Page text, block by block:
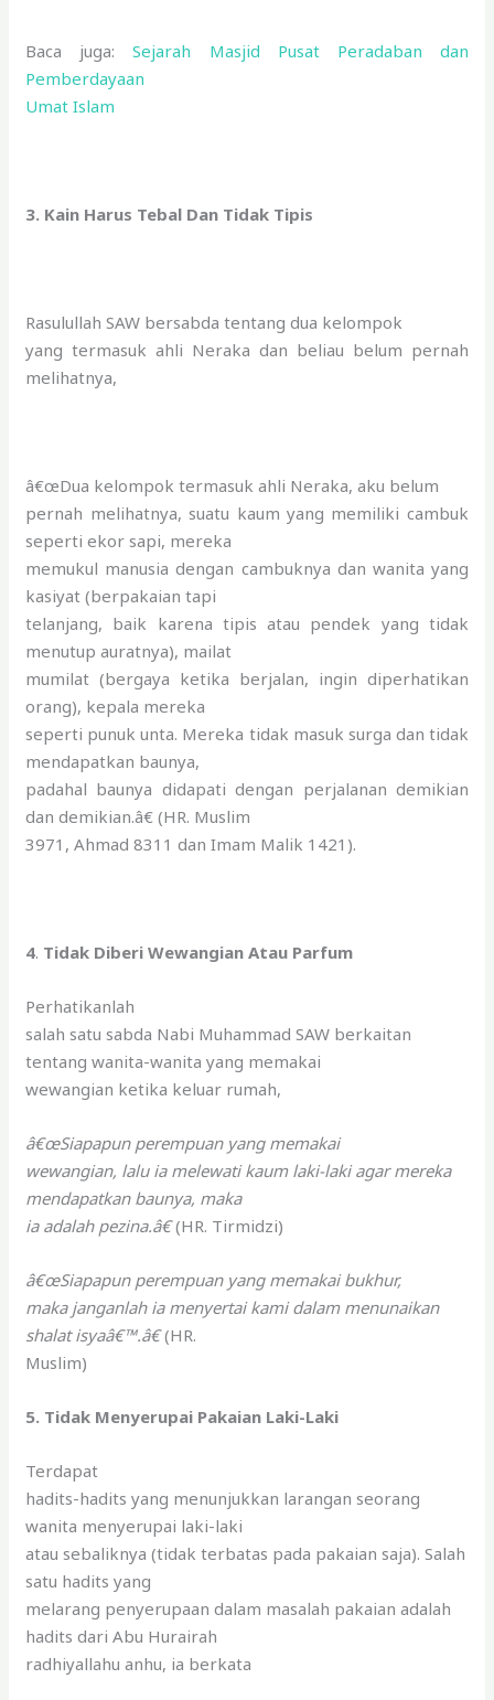
Baca juga:Sejarah Masjid Pusat Peradaban dan
Pemberdayaan
Umat Islam
3. Kain Harus Tebal Dan Tidak Tipis
Rasulullah SAW bersabda tentang dua kelompok
yang termasuk ahli Neraka dan beliau belum pernah
melihatnya,
â€œDua kelompok termasuk ahli Neraka, aku belum
pernah melihatnya, suatu kaum yang memiliki cambuk
seperti ekor sapi, mereka
memukul manusia dengan cambuknya dan wanita yang
kasiyat (berpakaian tapi
telanjang, baik karena tipis atau pendek yang tidak
menutup auratnya), mailat
mumilat (bergaya ketika berjalan, ingin diperhatikan
orang), kepala mereka
seperti punuk unta. Mereka tidak masuk surga dan tidak
mendapatkan baunya,
padahal baunya didapati dengan perjalanan demikian
dan demikian.â€ (HR. Muslim
3971, Ahmad 8311 dan Imam Malik 1421).
4. Tidak Diberi Wewangian Atau Parfum
Perhatikanlah
salah satu sabda Nabi Muhammad SAW berkaitan
tentang wanita-wanita yang memakai
wewangian ketika keluar rumah,
â€œSiapapun perempuan yang memakai
wewangian, lalu ia melewati kaum laki-laki agar mereka
mendapatkan baunya, maka
ia adalah pezina.â€(HR. Tirmidzi)
â€œSiapapun perempuan yang memakai bukhur,
maka janganlah ia menyertai kami dalam menunaikan
shalat isyaâ€™.â€(HR.
Muslim)
5. Tidak Menyerupai Pakaian Laki-Laki
Terdapat
hadits-hadits yang menunjukkan larangan seorang
wanita menyerupai laki-laki
atau sebaliknya (tidak terbatas pada pakaian saja). Salah
satu hadits yang
melarang penyerupaan dalam masalah pakaian adalah
hadits dari Abu Hurairah
radhiyallahu anhu, ia berkata